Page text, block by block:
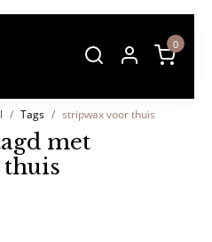
0
Tags stripwax voor thuis
met